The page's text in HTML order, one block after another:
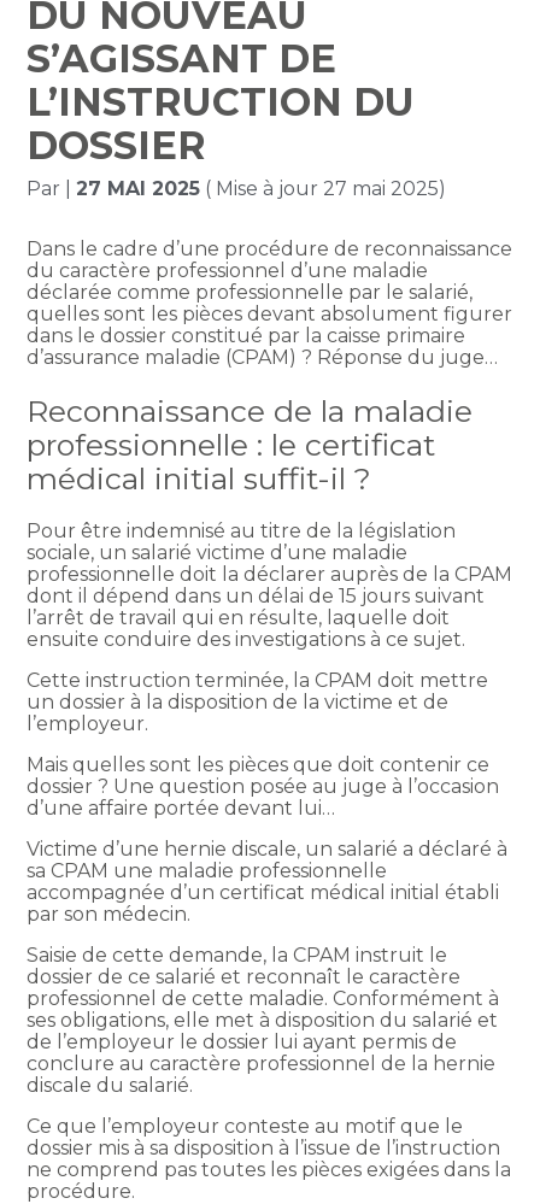
DU NOUVEAU
S’AGISSANT DE
L’INSTRUCTION DU
DOSSIER
Par |27 MAI 2025 ( Mise à jour 27 mai 2025)
Dans le cadre d’une procédure de reconnaissance
du caractère professionnel d’une maladie
déclarée comme professionnelle par le salarié,
quelles sont les pièces devant absolument figurer
dans le dossier constitué par la caisse primaire
d’assurance maladie (CPAM) ? Réponse du juge…
Reconnaissance de la maladie
professionnelle : le certificat
médical initial suffit-il ?
Pour être indemnisé au titre de la législation
sociale, un salarié victime d’une maladie
professionnelle doit la déclarer auprès de la CPAM
dont il dépend dans un délai de 15 jours suivant
l’arrêt de travail qui en résulte, laquelle doit
ensuite conduire des investigations à ce sujet.
Cette instruction terminée, la CPAM doit mettre
un dossier à la disposition de la victime et de
l’employeur.
Mais quelles sont les pièces que doit contenir ce
dossier ? Une question posée au juge à l’occasion
d’une affaire portée devant lui…
Victime d’une hernie discale, un salarié a déclaré à
sa CPAM une maladie professionnelle
accompagnée d’un certificat médical initial établi
par son médecin.
Saisie de cette demande, la CPAM instruit le
dossier de ce salarié et reconnaît le caractère
professionnel de cette maladie. Conformément à
ses obligations, elle met à disposition du salarié et
de l’employeur le dossier lui ayant permis de
conclure au caractère professionnel de la hernie
discale du salarié.
Ce que l’employeur conteste au motif que le
dossier mis à sa disposition à l’issue de l’instruction
ne comprend pas toutes les pièces exigées dans la
procédure.